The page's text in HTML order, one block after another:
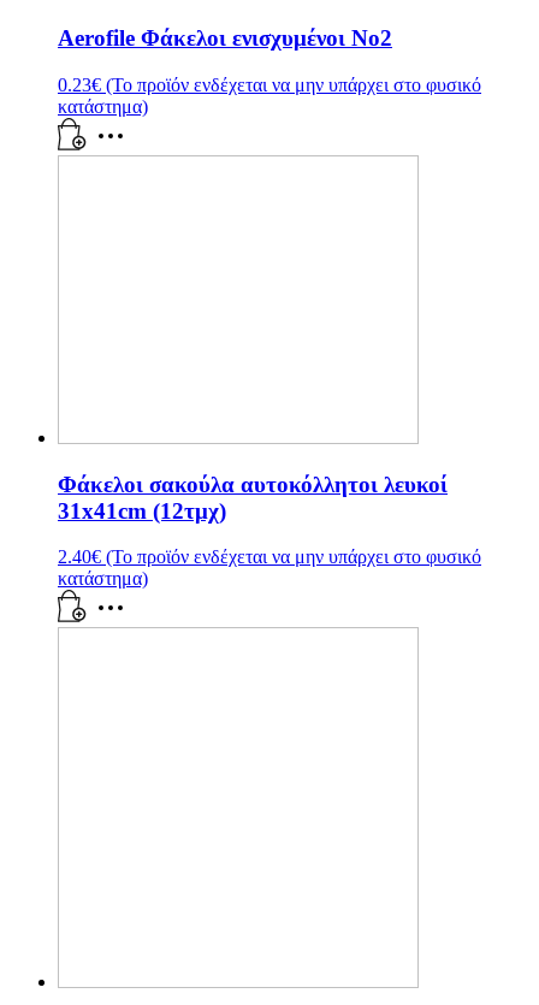
Aerofile Φάκελοι ενισχυμένοι No2
0.23€ (Το προϊόν ενδέχεται να μην υπάρχει στο φυσικό
κατάστημα)
Φάκελοι σακούλα αυτοκόλλητοι λευκοί
31x41cm (12τμχ)
2.40€ (Το προϊόν ενδέχεται να μην υπάρχει στο φυσικό
κατάστημα)